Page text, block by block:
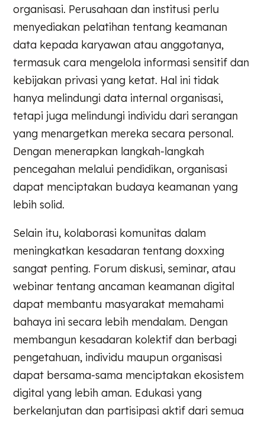
organisasi. Perusahaan dan institusi perlu
menyediakan pelatihan tentang keamanan
data kepada karyawan atau anggotanya,
termasuk cara mengelola informasi sensitif dan
kebijakan privasi yang ketat. Hal ini tidak
hanya melindungi data internal organisasi,
tetapi juga melindungi individu dari serangan
yang menargetkan mereka secara personal.
Dengan menerapkan langkah-langkah
pencegahan melalui pendidikan, organisasi
dapat menciptakan budaya keamanan yang
lebih solid.
Selain itu, kolaborasi komunitas dalam
meningkatkan kesadaran tentang doxxing
sangat penting. Forum diskusi, seminar, atau
webinar tentang ancaman keamanan digital
dapat membantu masyarakat memahami
bahaya ini secara lebih mendalam. Dengan
membangun kesadaran kolektif dan berbagi
pengetahuan, individu maupun organisasi
dapat bersama-sama menciptakan ekosistem
digital yang lebih aman. Edukasi yang
berkelanjutan dan partisipasi aktif dari semua